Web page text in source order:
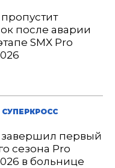
после аварии
SMX Pro
завершил первый
сезона Pro
в больнице